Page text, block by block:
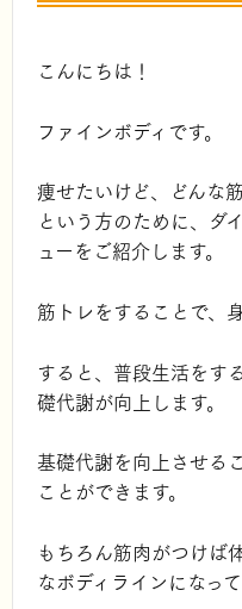
こんにちは！
ファインボディです。
痩せたいけど、どんな
という方のために、ダ
ューをご紹介します。
筋トレをすることで、
すると、普段生活をす
礎代謝が向上します。
基礎代謝を向上させる
ことができます。
もちろん筋肉がつけば
なボディラインになって